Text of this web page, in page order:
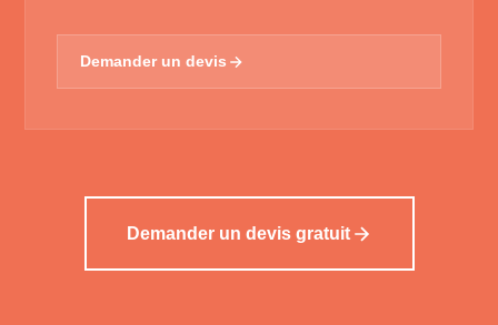
Demander un devis
Demander un devis gratuit